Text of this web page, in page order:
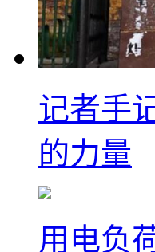
记者手
的力量
用电负